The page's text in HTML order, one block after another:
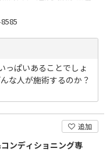
っぱいあることでしょ
な人が施術するのか？
追加
ンディショニング専